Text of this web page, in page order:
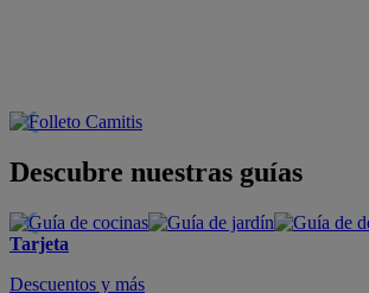
Descubre nuestras guías
Tarjeta
Descuentos y más